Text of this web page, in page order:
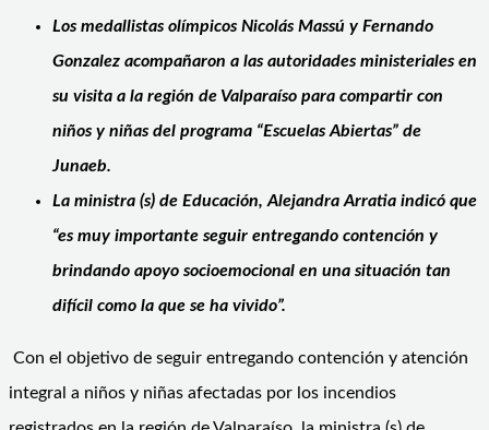
Los medallistas olímpicos Nicolás Massú y Fernando
Gonzalez acompañaron a las autoridades ministeriales en
su visita a la región de Valparaíso para compartir con
niños y niñas del programa “Escuelas Abiertas” de
Junaeb.
La ministra (s) de Educación, Alejandra Arratia indicó que
“es muy importante seguir entregando contención y
brindando apoyo socioemocional en una situación tan
difícil como la que se ha vivido”.
Con el objetivo de seguir entregando contención y atención
integral a niños y niñas afectadas por los incendios